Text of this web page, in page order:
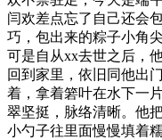
闫欢差点忘了自己还会
巧，包出来的粽子小角
可是自从xx去世之后，
回到家里，依旧同他出
着，拿着箬叶在水下一
翠坚挺，脉络清晰。他
小勺子往里面慢慢填着